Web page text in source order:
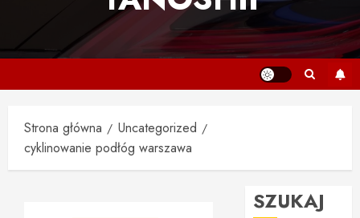
Strona główna
Uncategorized
cyklinowanie podłóg warszawa
SZUKAJ